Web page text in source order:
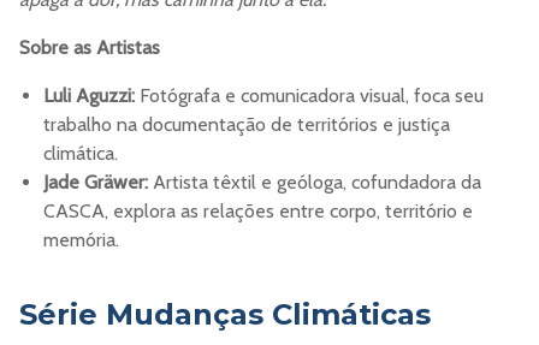
Sobre as Artistas
Luli Aguzzi: Fotógrafa e comunicadora visual, foca seu
trabalho na documentação de territórios e justiça
climática.
Jade Gräwer: Artista têxtil e geóloga, cofundadora da
CASCA, explora as relações entre corpo, território e
memória.
Série Mudanças Climáticas